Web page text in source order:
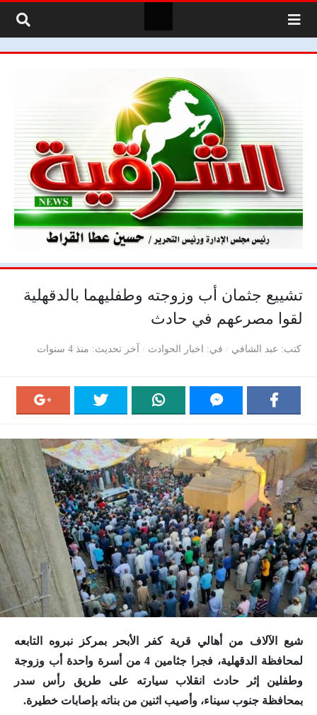
تشييع جثمان أب وزوجته وطفليهما بالدقهلية
لقوا مصرعهم في حادث
كتب عبد الشافي في اخبار الحوادث آخر تحديث منذ 4 سنوات
شيع الآلاف من أهالي قرية كفر الأبحر بمركز نبروه التابعه
لمحافظة الدقهلية، فجرا جثامين 4 من أسرة واحدة أب وزوجة
وطفلين إثر حادث انقلاب ‏سيارته على طريق رأس سدر
بمحافظة جنوب سيناء، وأصيب اثنين من بناته بإصابات خطيرة.